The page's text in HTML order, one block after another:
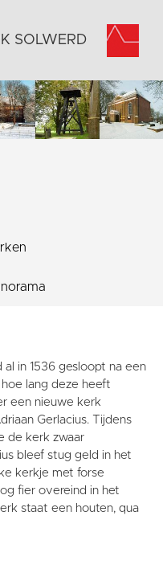
SOLWERD
in 1536 gesloopt na een
lang deze heeft
een nieuwe kerk
Gerlacius. Tijdens
de kerk zwaar
bleef stug geld in het
kerkje met forse
fier overeind in het
staat een houten, qua